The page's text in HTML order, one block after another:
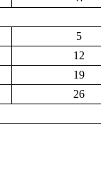
5
12
19
26